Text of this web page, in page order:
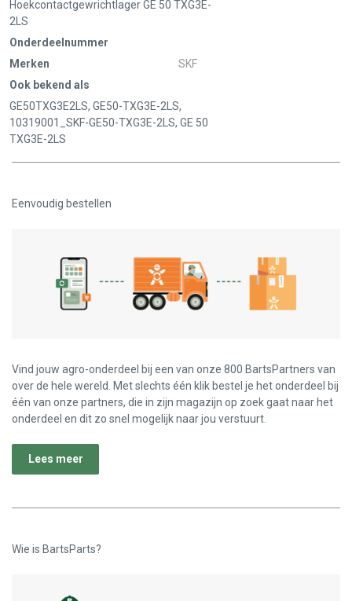
Hoekcontactgewrichtlager GE 50 TXG3E-
2LS
Onderdeelnummer
Merken
SKF
Ook bekend als
GE50TXG3E2LS, GE50-TXG3E-2LS,
10319001_SKF-GE50-TXG3E-2LS, GE 50
TXG3E-2LS
Eenvoudig bestellen
Vind jouw agro-onderdeel bij een van onze 800 BartsPartners van
over de hele wereld. Met slechts één klik bestel je het onderdeel bij
één van onze partners, die in zijn magazijn op zoek gaat naar het
onderdeel en dit zo snel mogelijk naar jou verstuurt.
Lees meer
Wie is BartsParts?